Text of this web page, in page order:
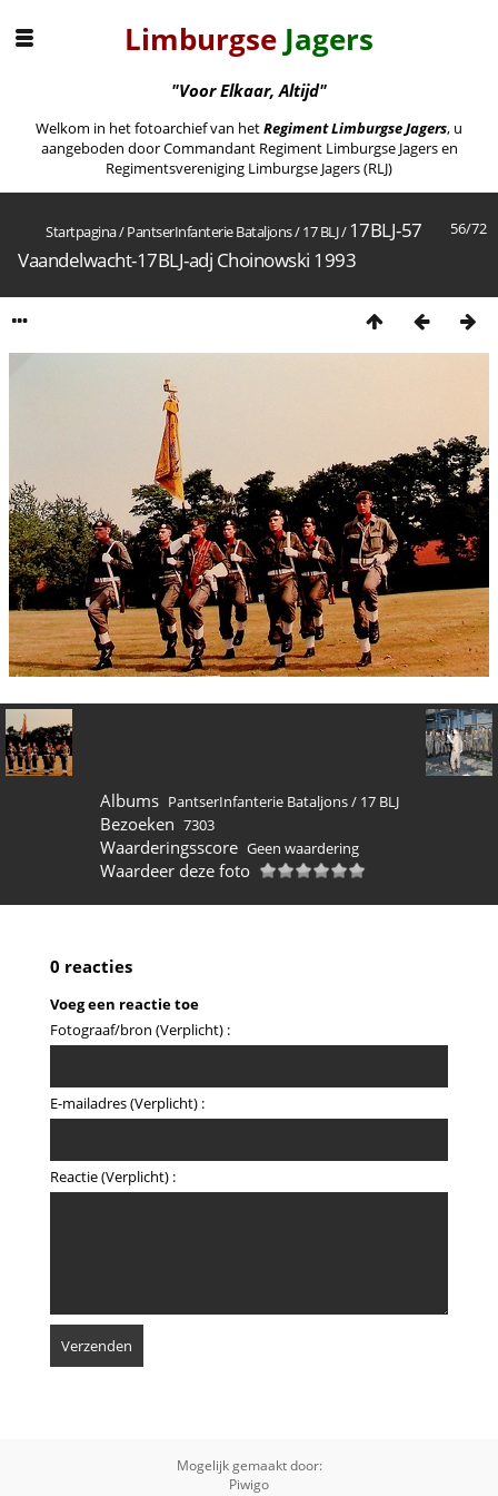
Limburgse Jagers
"Voor Elkaar, Altijd"
Welkom in het fotoarchief van hetRegiment Limburgse Jagers, u
aangeboden door Commandant Regiment Limburgse Jagers en
Regimentsvereniging Limburgse Jagers (RLJ)
56/72
Startpagina/PantserInfanterie Bataljons/17 BLJ/17BLJ-57
Vaandelwacht-17BLJ-adj Choinowski 1993
Albums PantserInfanterie Bataljons/ 17 BLJ
Bezoeken 7303
Waarderingsscore Geen waardering
Waardeer deze foto
0 reacties
Voeg een reactie toe
Fotograaf/bron (Verplicht) :
E-mailadres (Verplicht) :
Reactie (Verplicht) :
Mogelijk gemaakt door:
Piwigo